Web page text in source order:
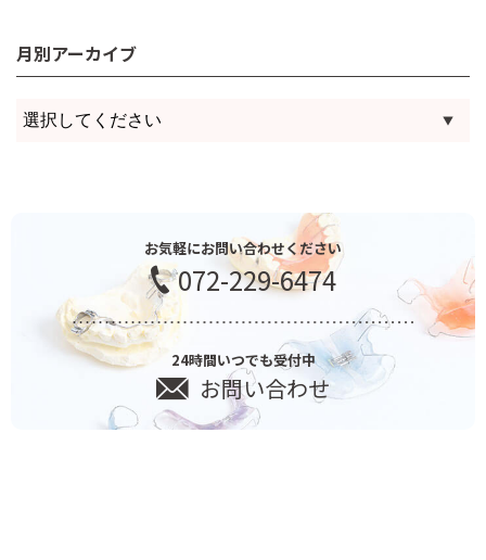
月別アーカイブ
お気軽にお問い合わせください
072-229-6474
24時間いつでも受付中
お問い合わせ